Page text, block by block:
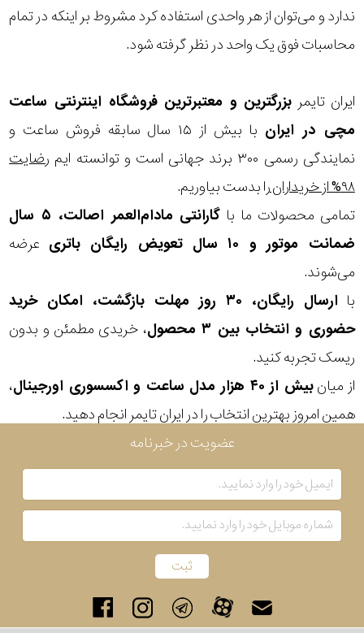
ندارد و می‌توان از هر واحدی استفاده کرد مشروط بر اینکه در تمام
محاسبات فوق یک واحد در نظر گرفته شود.
ایران تایمر بزرگترین و معتبرترین فروشگاه اینترنتی ساعت
مچی در ایران
با بیش از ۱۵ سال سابقه فروش ساعت و
نمایندگی رسمی ۳۰۰ برند جهانی است و توانسته ایم
رضایت
۹۸% از خریداران
را بدست بیاوریم.
تمامی محصولات ما با
گارانتی مادام‌العمر اصالت، ۵ سال
ضمانت موتور و ۱۰ سال تعویض رایگان باتری
عرضه
می‌شوند.
با
ارسال رایگان، ۳۰ روز مهلت بازگشت، امکان خرید
حضوری و انتخاب بین ۳ محصول
، خریدی مطمئن و بدون
ریسک تجربه کنید.
از میانبیش از ۴۰ هزار مدل ساعت و اکسسوری اورجینال
،
همین امروز بهترین انتخاب را در ایران تایمر انجام دهید.
عضویت در خبرنامه